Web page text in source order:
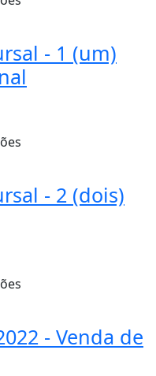
- 1 (um)
- 2 (dois)
- Venda de